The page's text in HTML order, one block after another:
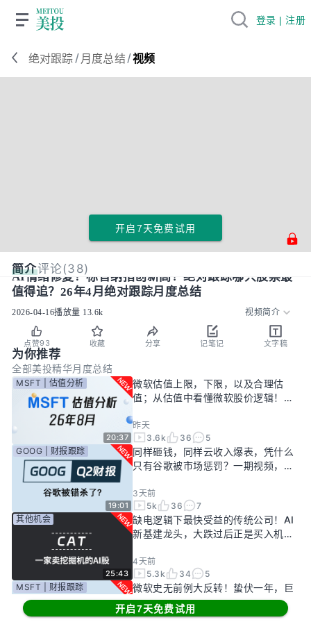
绝对跟踪 /月度总结 /视频
开启7天免费试用
简介评论(38)
AI情绪修复？标普纳指创新高！绝对跟踪哪只股票最
值得追？26年4月绝对跟踪月度总结
2026-04-16播放量 13.6k 视频简介
点赞93 收藏 分享 记笔记 文字稿
为你推荐
全部美投精华月度总结
20:37
MSFT | 估值分析
微软估值上限，下限，以及合理估
值；从估值中看懂微软股价逻辑！
昨天
3.6k
36 5
19:01
GOOG | 财报跟踪
同样砸钱，同样云收入爆表，凭什么
只有谷歌被市场惩罚？一期视频，告
3天前
5k
36 7
25:43
其他机会
缺电逻辑下最快受益的传统公司！AI
新基建龙头，大跌过后正是买入机
4天前
5.3k
34
5
MSFT | 财报跟踪
微软史无前例大反转！蛰伏一年，巨
头终于准备好起飞了？
开启7天免费试用
登录 | 注册